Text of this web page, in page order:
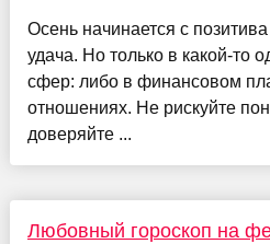
Осень начинается с
удача. Но только в какой-то
сфер: либо в финансовом
отношениях. Не рискуйте
доверяйте ...
Любовный гороскоп на